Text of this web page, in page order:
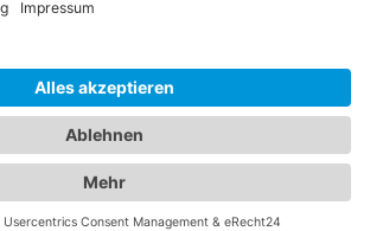
customers only.